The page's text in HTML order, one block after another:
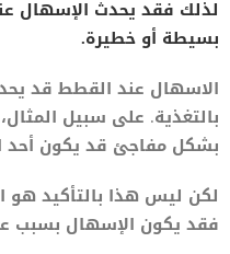
لذلك فقد يحدث الإسهال
بسيطة أو خطيرة.
الاسهال عند القطط قد
بالتغذية. على سبيل
بشكل مفاجئ قد يكون
لكن ليس هذا بالتأكيد
فقد يكون الإسهال بسبب